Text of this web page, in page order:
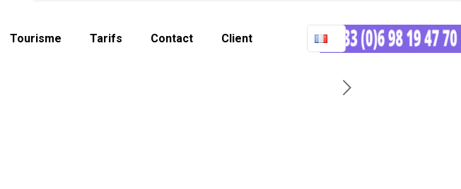
Tourisme Tarifs Contact Client